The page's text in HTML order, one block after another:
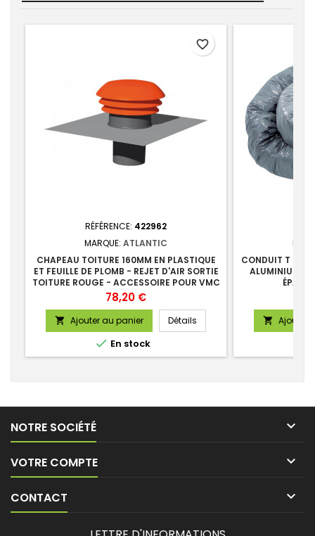
RÉFÉRENCE: 422962
MARQUE: ATLANTIC
CHAPEAU TOITURE 160MM EN PLASTIQUE
ET FEUILLE DE PLOMB - REJET D'AIR SORTIE
TOITURE ROUGE - ACCESSOIRE POUR VMC
PAVILLON
Prix
78,20 €
 Ajouter au panier Détails
 En stock
favorite_border
CONDUIT T 82
ALUMINIUM
 Ajouter
NOTRE SOCIÉTÉ 
VOTRE COMPTE 
CONTACT 